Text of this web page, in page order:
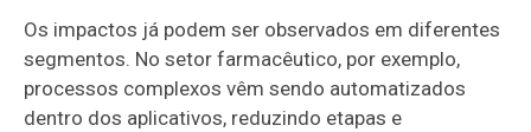
Os impactos já podem ser observados em diferentes
segmentos. No setor farmacêutico, por exemplo,
processos complexos vêm sendo automatizados
dentro dos aplicativos, reduzindo etapas e